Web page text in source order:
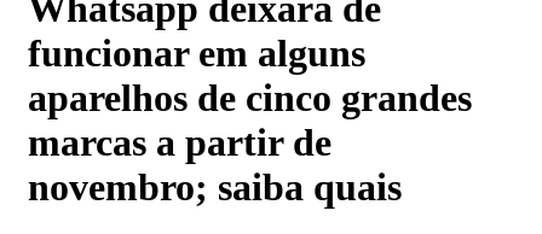
Whatsapp deixará de
funcionar em alguns
aparelhos de cinco grandes
marcas a partir de
novembro; saiba quais